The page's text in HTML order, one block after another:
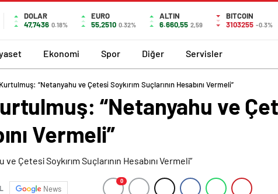
DOLAR
47,7436 0.18%
EURO
55,2510 0.32%
ALTIN
6.660,55 2,59
BITCOIN
3103255 -0.3%
Ekonomi Spor Diğer Servisler
“Netanyahu ve Çetesi Soykırım Suçlarının Hesabını Vermeli”
“Netanyahu ve
Vermeli”
News
0